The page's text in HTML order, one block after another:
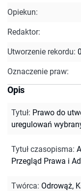
Opiekun:
Redaktor:
Utworzenie rekordu:
Oznaczenie praw:
Opis
Tytuł: Prawo do
uregulowań
Tytuł czasopisma:
Przegląd Prawa i
Twórca: Odrowąż,